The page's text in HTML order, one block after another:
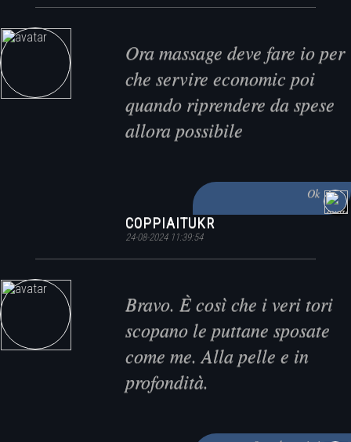
Ora massage deve fare io per
che servire economic poi
quando riprendere da spese
allora possibile
Ok
COPPIAITUKR
24-08-2024 11:39:54
Bravo. È così che i veri tori
scopano le puttane sposate
come me. Alla pelle e in
profondità.